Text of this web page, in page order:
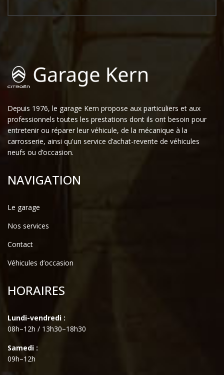
Depuis 1976, le garage Kern propose aux particuliers et aux
professionnels toutes les prestations dont ils ont besoin pour
entretenir ou réparer leur véhicule, de la mécanique à la
carrosserie, ainsi qu'un service d’achat-revente de véhicules
neufs ou d’occasion.
NAVIGATION
Le garage
Nos services
Contact
Véhicules d’occasion
HORAIRES
Lundi-vendredi :
08h–12h / 13h30–18h30
Samedi :
09h–12h